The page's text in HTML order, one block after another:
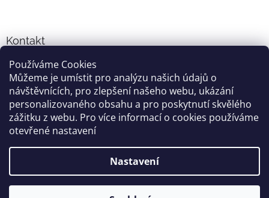
Používáme Cookies
Můžeme je umístit pro analýzu našich údajů o
návštěvnících, pro zlepšení našeho webu, ukázání
personalizovaného obsahu a pro poskytnutí skvělého
zážitku z webu. Pro více informací o cookies používáme
otevřené nastavení
Nastavení
Kontakt
info@cyklo-obleceni.cz
+420777081700
jsme na facebooku